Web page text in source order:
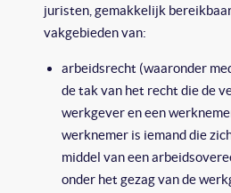
juristen, gemakkelijk
vakgebieden van:
arbeidsrecht (waaronder
de tak van het recht die de
werkgever en een
werknemer is iemand die
middel van een
onder het gezag van de